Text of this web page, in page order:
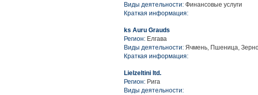
Виды деятельности: Финансовые услуги
Краткая информация:
ks Auru Grauds
Регион: Елгава
Виды деятельности: Ячмень, Пшеница,
Краткая информация:
Lielzeltini ltd.
Регион: Рига
Виды деятельности: